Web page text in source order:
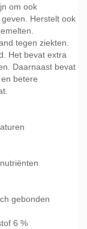
om ook
Herstelt ook
tegen ziekten.
Het bevat extra
Daarnaast bevat
betere
gebonden
6 %